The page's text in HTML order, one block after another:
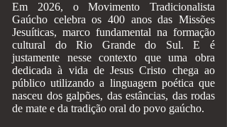
Em 2026, o Movimento Tradicionalista
Gaúcho celebra os 400 anos das Missões
Jesuíticas, marco fundamental na formação
cultural do Rio Grande do Sul. E é
justamente nesse contexto que uma obra
dedicada à vida de Jesus Cristo chega ao
público utilizando a linguagem poética que
nasceu dos galpões, das estâncias, das rodas
de mate e da tradição oral do povo gaúcho.